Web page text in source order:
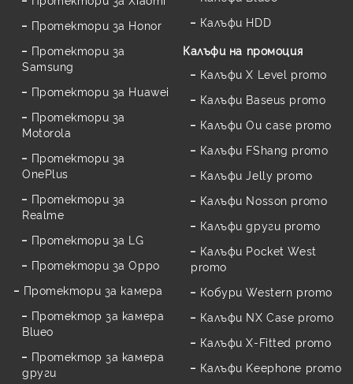
Протектори за Honor
Протектори за
Samsung
Протектори за Huawei
Протектори за
Motorola
Протектори за
OnePlus
Протектори за
Realme
Протектори за LG
Протектори за Oppo
Протектори за камера
Протектор за камера
Blueo
Протектор за камера
други
Калъфи HDD
Калъфи на промоция
Калъфи X Level promo
Калъфи Baseus promo
Калъфи Ou case promo
Калъфи FShang promo
Калъфи Jelly promo
Калъфи Nosson promo
Калъфи други promo
Калъфи Pocket West
promo
Кобури Western promo
Калъфи NX Case promo
Калъфи X-Fitted promo
Калъфи Keephone promo